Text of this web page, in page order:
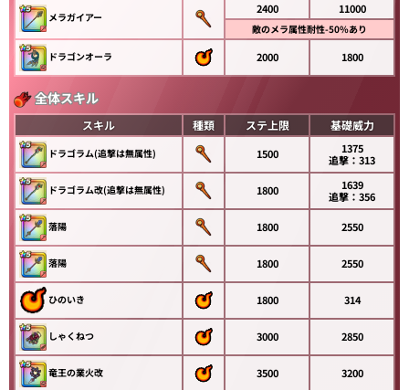
メラガイアー
2400 11000
敵のメラ属性耐性-50%あり
ドラゴンオーラ
2000 1800
全体スキル
スキル 種類 ステ上限 基礎威力
ドラゴラム(追撃は無属性) 1500
1375
追撃：313
ドラゴラム改(追撃は無属性) 1800
1639
追撃：356
落陽 1800 2550
落陽 1800 2550
ひのいき 1800 314
しゃくねつ 3000 2850
竜王の業火改 3500 3200